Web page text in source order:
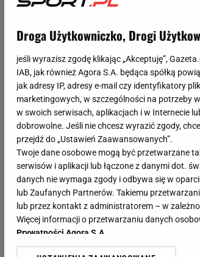
Droga Użytkowniczko, Drogi
jeśli wyrazisz zgodę klikając „Akceptuję”,
IAB, jak również Agora S.A. będąca spółką
jak adresy IP, adresy e-mail czy identyfikatory
marketingowych, w szczególności na potrzeby
w swoich serwisach, aplikacjach i w Internecie
dobrowolne. Jeśli nie chcesz wyrazić zgody,
przejdź do „Ustawień Zaawansowanych”.
Twoje dane osobowe mogą być przetwarzane
serwisów i aplikacji lub łączone z danymi dot.
danych nie wymaga zgody i odbywa się w
lub Zaufanych Partnerów. Takiemu
lub przez kontakt z administratorem – w
Więcej informacji o przetwarzaniu danych
Prywatności Agora S.A.